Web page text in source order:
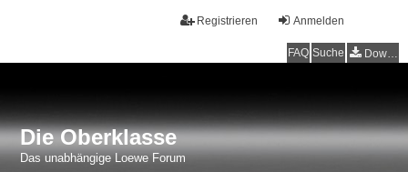
Anmelden
Registrieren
FAQ Suche Downloads
Die Oberklasse
Das unabhängige Loewe Forum